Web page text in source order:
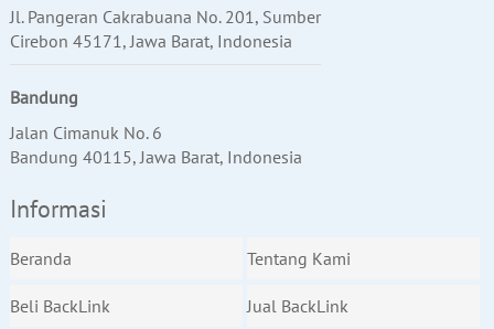
Jl. Pangeran Cakrabuana No. 201, Sumber
Cirebon 45171, Jawa Barat, Indonesia
Bandung
Jalan Cimanuk No. 6
Bandung 40115, Jawa Barat, Indonesia
Informasi
Beranda Tentang Kami
Beli BackLink Jual BackLink